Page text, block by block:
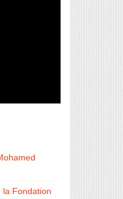
la Fondation